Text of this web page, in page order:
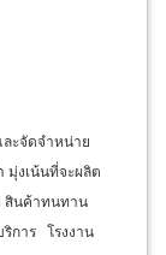
ะจัดจำหน่าย
มุ่งเน้นที่จะผลิต
สินค้าทนทาน
การ โรงงาน